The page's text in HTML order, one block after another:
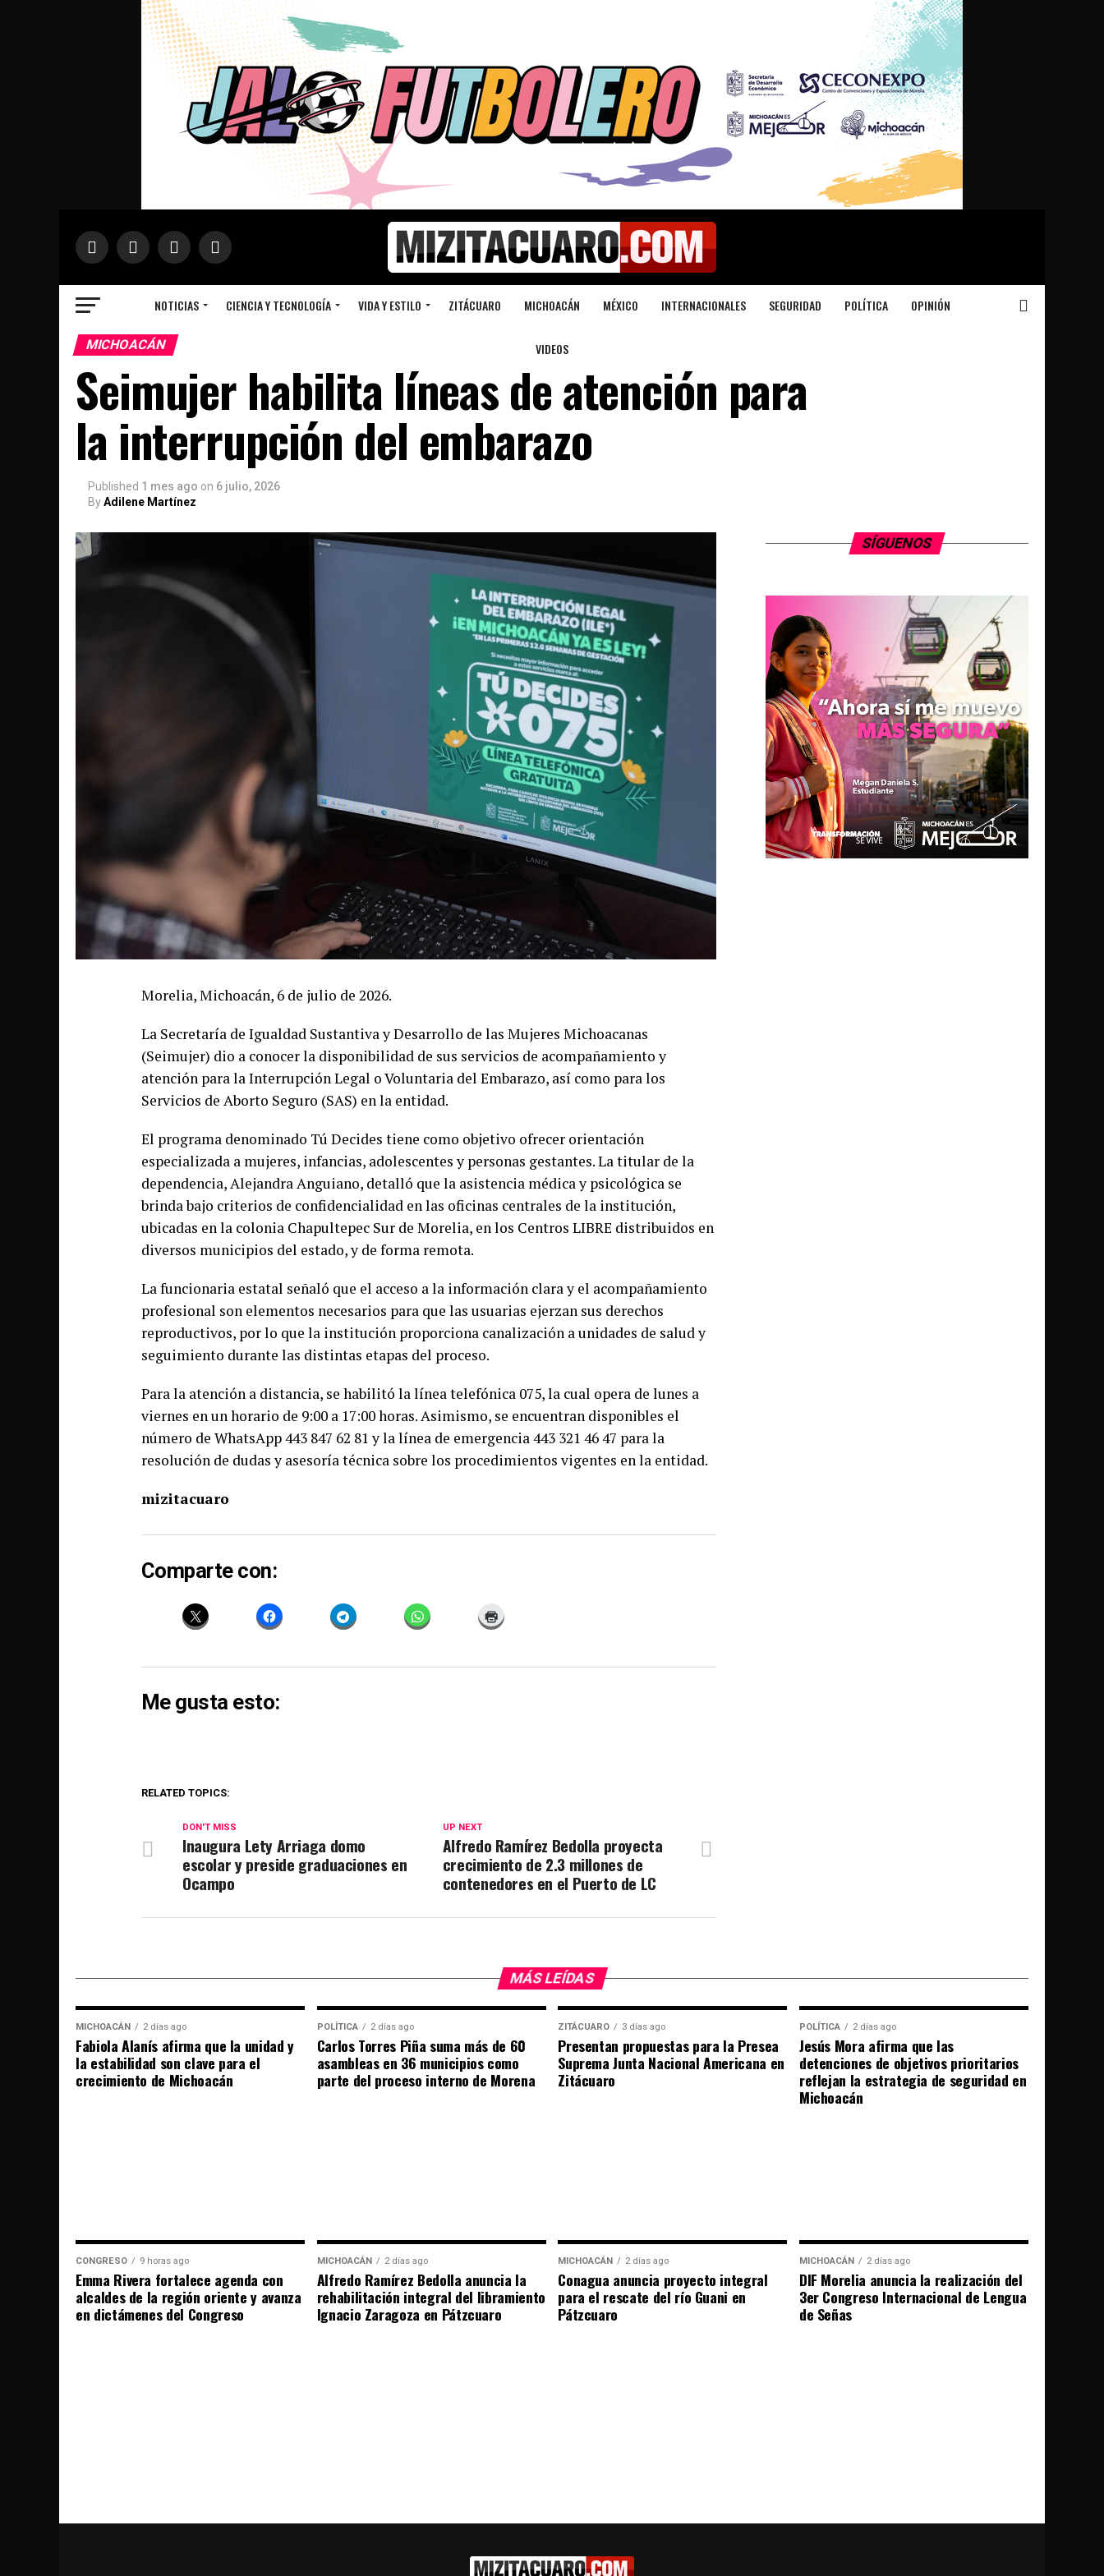
NOTICIAS CIENCIA Y TECNOLOGÍA VIDA Y ESTILO ZITÁCUARO MICHOACÁN MÉXICO INTERNACIONALES SEGURIDAD POLÍTICA OPINIÓN
VIDEOS
MICHOACÁN
Seimujer habilita líneas de atención para
la interrupción del embarazo
Published 1 mes ago on 6 julio, 2026
ByAdilene Martínez
Morelia, Michoacán, 6 de julio de 2026.
La Secretaría de Igualdad Sustantiva y Desarrollo de las Mujeres Michoacanas
(Seimujer) dio a conocer la disponibilidad de sus servicios de acompañamiento y
atención para la Interrupción Legal o Voluntaria del Embarazo, así como para los
Servicios de Aborto Seguro (SAS) en la entidad.
El programa denominado Tú Decides tiene como objetivo ofrecer orientación
especializada a mujeres, infancias, adolescentes y personas gestantes. La titular de la
dependencia, Alejandra Anguiano, detalló que la asistencia médica y psicológica se
brinda bajo criterios de confidencialidad en las oficinas centrales de la institución,
ubicadas en la colonia Chapultepec Sur de Morelia, en los Centros LIBRE distribuidos en
diversos municipios del estado, y de forma remota.
La funcionaria estatal señaló que el acceso a la información clara y el acompañamiento
profesional son elementos necesarios para que las usuarias ejerzan sus derechos
reproductivos, por lo que la institución proporciona canalización a unidades de salud y
seguimiento durante las distintas etapas del proceso.
Para la atención a distancia, se habilitó la línea telefónica 075, la cual opera de lunes a
viernes en un horario de 9:00 a 17:00 horas. Asimismo, se encuentran disponibles el
número de WhatsApp 443 847 62 81 y la línea de emergencia 443 321 46 47 para la
resolución de dudas y asesoría técnica sobre los procedimientos vigentes en la entidad.
mizitacuaro
Comparte con:
Me gusta esto:
RELATED TOPICS:
UP NEXT
Alfredo Ramírez Bedolla proyecta
crecimiento de 2.3 millones de
contenedores en el Puerto de LC
DON'T MISS
Inaugura Lety Arriaga domo
escolar y preside graduaciones en
Ocampo
SÍGUENOS
MÁS LEÍDAS
MICHOACÁN 2 días ago
Fabiola Alanís afirma que la unidad y
la estabilidad son clave para el
crecimiento de Michoacán
POLÍTICA 2 días ago
Carlos Torres Piña suma más de 60
asambleas en 36 municipios como
parte del proceso interno de Morena
ZITÁCUARO 3 días ago
Presentan propuestas para la Presea
Suprema Junta Nacional Americana en
Zitácuaro
POLÍTICA 2 días ago
Jesús Mora afirma que las
detenciones de objetivos prioritarios
reflejan la estrategia de seguridad en
Michoacán
CONGRESO 9 horas ago
Emma Rivera fortalece agenda con
alcaldes de la región oriente y avanza
en dictámenes del Congreso
MICHOACÁN 2 días ago
Alfredo Ramírez Bedolla anuncia la
rehabilitación integral del libramiento
Ignacio Zaragoza en Pátzcuaro
MICHOACÁN 2 días ago
Conagua anuncia proyecto integral
para el rescate del río Guani en
Pátzcuaro
MICHOACÁN 2 días ago
DIF Morelia anuncia la realización del
3er Congreso Internacional de Lengua
de Señas